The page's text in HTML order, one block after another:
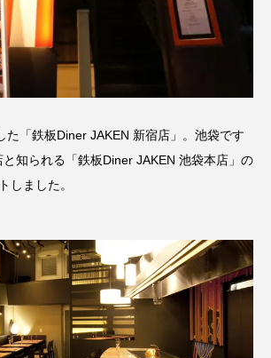
た「鉄板Diner JAKEN 新宿店」。池袋です
知られる「鉄板Diner JAKEN 池袋本店」の
しました。